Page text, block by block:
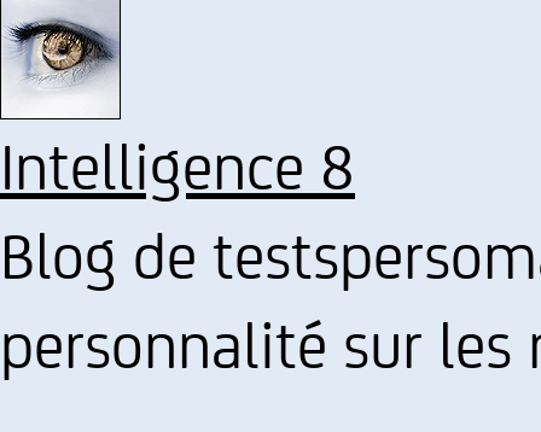
Intelligence 8
Blog de
personnalité sur les